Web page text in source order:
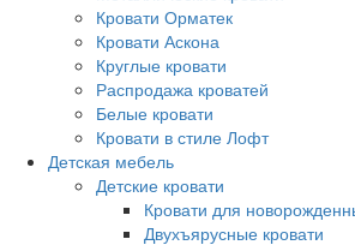
Кровати Орматек
Кровати Аскона
Круглые кровати
Распродажа кроватей
Белые кровати
Кровати в стиле Лофт
Детская мебель
Детские кровати
Кровати для
Двухъярусные кровати